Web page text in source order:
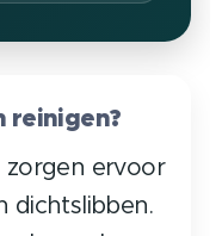
reinigen?
zorgen ervoor
dichtslibben.